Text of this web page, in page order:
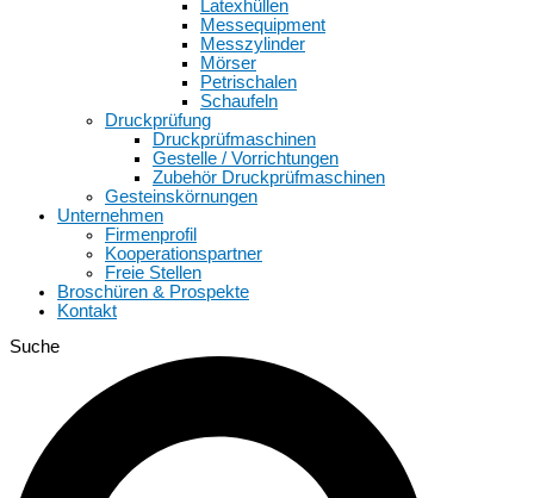
Latexhüllen
Messequipment
Messzylinder
Mörser
Petrischalen
Schaufeln
Druckprüfung
Druckprüfmaschinen
Gestelle / Vorrichtungen
Zubehör Druckprüfmaschinen
Gesteinskörnungen
Unternehmen
Firmenprofil
Kooperationspartner
Freie Stellen
Broschüren & Prospekte
Kontakt
Suche